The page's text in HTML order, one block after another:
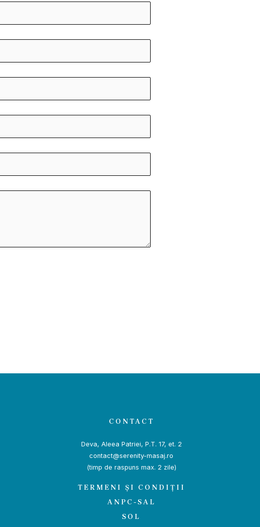
CONTACT
Deva, Aleea Patriei, P.T. 17, et. 2
contact@serenity-masaj.ro
(timp de raspuns max. 2 zile)
TERMENI ȘI CONDIȚII
ANPC-SAL
SOL